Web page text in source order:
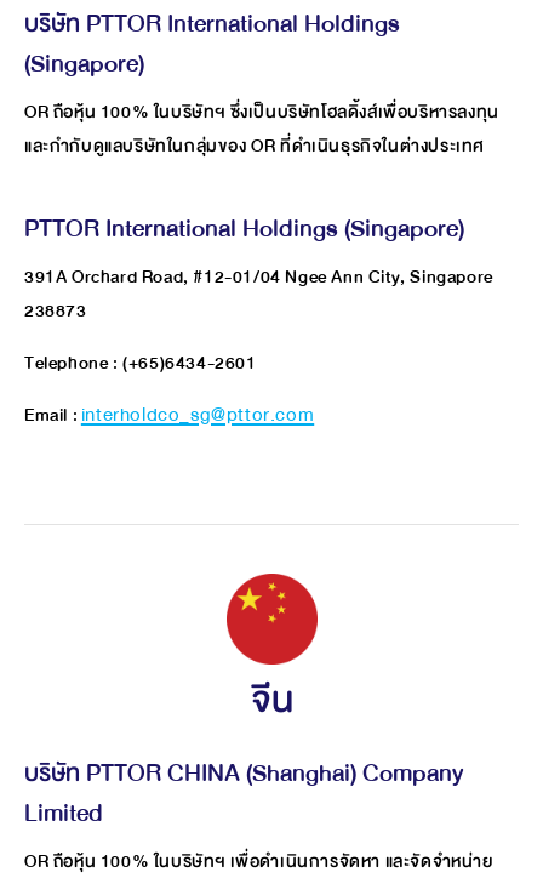
บริษัท PTTOR International Holdings
(Singapore)
OR ถือหุ้น 100% ในบริษัทฯ ซึ่งเป็นบริษัทโฮลดิ้งส์เพื่อบริหารลงทุน
และกำกับดูแลบริษัทในกลุ่มของ OR ที่ดำเนินธุรกิจในต่างประเทศ
PTTOR International Holdings (Singapore)
391A Orchard Road, #12-01/04 Ngee Ann City, Singapore
238873
Telephone : (+65)6434-2601
Email : interholdco_sg@pttor.com
จีน
บริษัท PTTOR CHINA (Shanghai) Company
Limited
OR ถือหุ้น 100% ในบริษัทฯ เพื่อดำเนินการจัดหา และจัดจำหน่าย